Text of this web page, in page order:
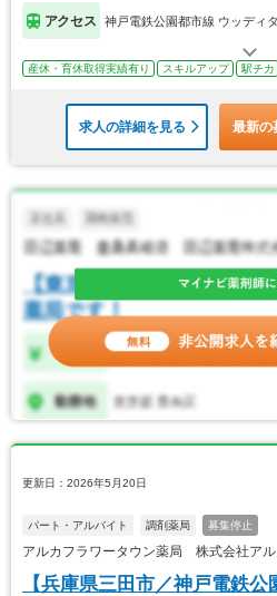
アクセス 神戸電鉄公園都市線 ウッディ
産休・育休取得実績有り スキルアップ 駅チカ
求人の詳細を見る 最新の
更新日：2026年5月20日
パート・アルバイト 調剤薬局 募集停止
アルカフラワータウン薬局 株式会社アル
【兵庫県三田市／神戸電鉄